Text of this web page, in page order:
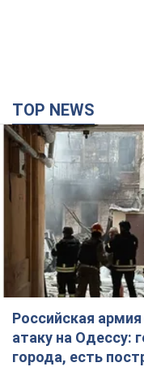
TOP NEWS
Российская
атаку на Одессу:
города, есть